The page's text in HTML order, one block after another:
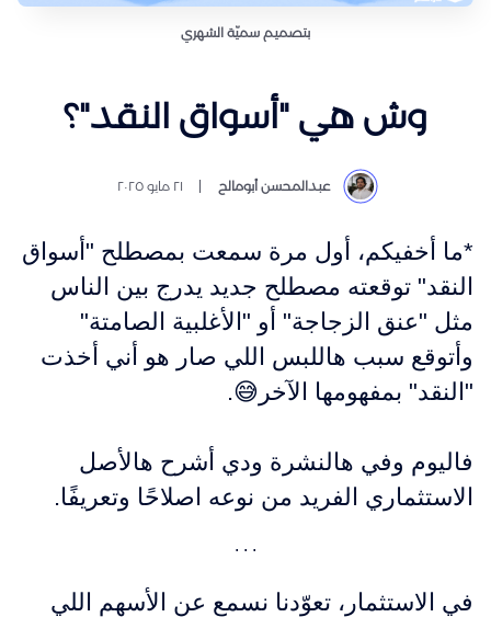
بتصميم سميّة الشهري
وش هي "أسواق النقد"؟
عبدالمحسن أبومالح ٢١ مايو ٢٠٢٥
*ما أخفيكم، أول مرة سمعت بمصطلح "أسواق
النقد" توقعته مصطلح جديد يدرج بين الناس
مثل "عنق الزجاجة" أو "الأغلبية الصامتة"
وأتوقع سبب هاللبس اللي صار هو أني أخذت
"النقد" بمفهومها الآخر😅.
فاليوم وفي هالنشرة ودي أشرح هالأصل
الاستثماري الفريد من نوعه اصلاحًا وتعريفًا.
في الاستثمار، تعوّدنا نسمع عن الأسهم اللي